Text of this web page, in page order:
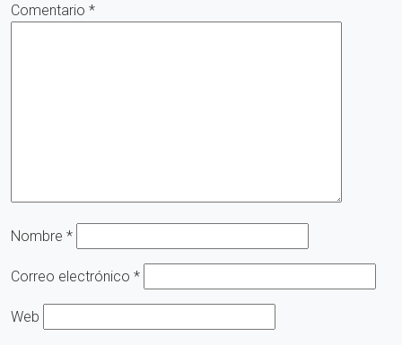
Comentario *
Nombre *
Correo electrónico *
Web